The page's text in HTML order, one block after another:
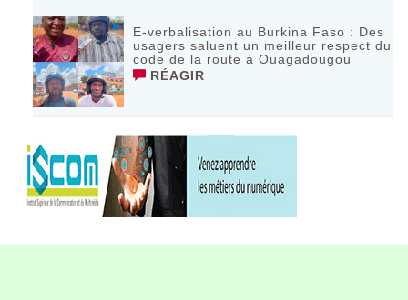
E-verbalisation au Burkina Faso : Des
usagers saluent un meilleur respect du
code de la route à Ouagadougou
RÉAGIR